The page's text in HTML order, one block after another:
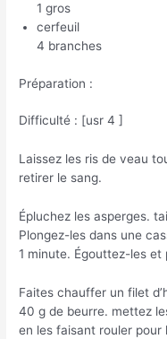
1 gros
cerfeuil
4 branches
Préparation :
Difficulté : [usr 4 ]
Laissez les ris de veau
retirer le sang.
Épluchez les asperges.
Plongez-les dans une
1 minute. Égouttez-les et
Faites chauffer un filet
40 g de beurre. mettez
en les faisant rouler